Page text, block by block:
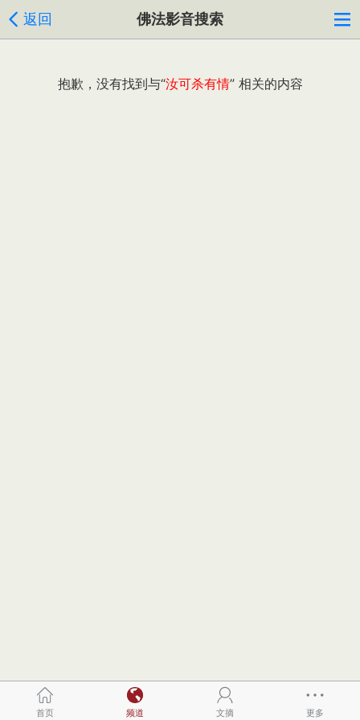
返回 佛法影音搜索
抱歉，没有找到与“汝可杀有情” 相关的内容
首页 频道 文摘 更多